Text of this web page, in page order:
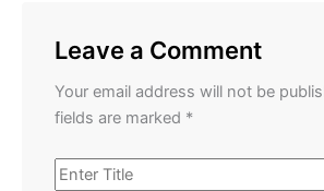
Leave a Comment
Your email address will not be
fields are marked *